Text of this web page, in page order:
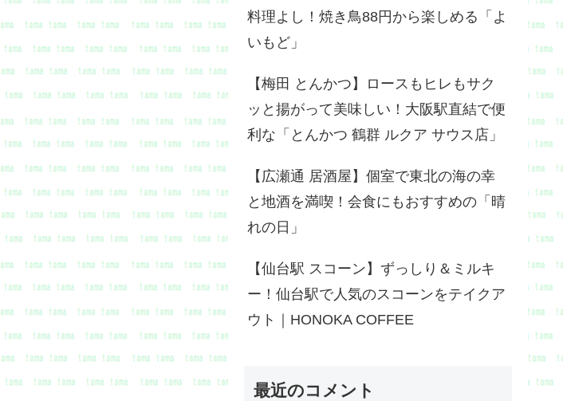
料理よし！焼き鳥88円から楽しめる「よ
いもど」
【梅田 とんかつ】ロースもヒレもサク
ッと揚がって美味しい！大阪駅直結で便
利な「とんかつ 鶴群 ルクア サウス店」
【広瀬通 居酒屋】個室で東北の海の幸
と地酒を満喫！会食にもおすすめの「晴
れの日」
【仙台駅 スコーン】ずっしり＆ミルキ
ー！仙台駅で人気のスコーンをテイクア
ウト｜HONOKA COFFEE
最近のコメント